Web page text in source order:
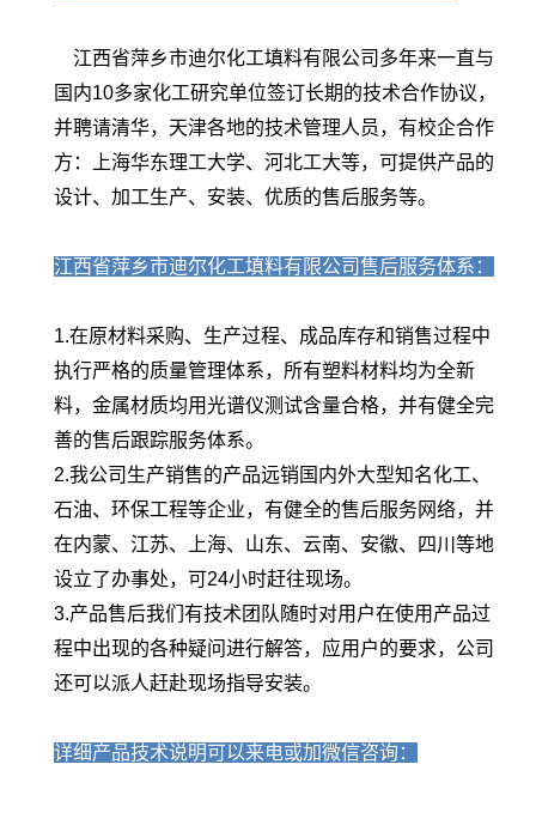
江西省萍乡市迪尔化工填料有限公司多年来一直与
国内10多家化工研究单位签订长期的技术合作协议，
并聘请清华，天津各地的技术管理人员，有校企合作
方：上海华东理工大学、河北工大等，可提供产品的
设计、加工生产、安装、优质的售后服务等。
江西省萍乡市迪尔化工填料有限公司售后服务体系：
1.在原材料采购、生产过程、成品库存和销售过程中
执行严格的质量管理体系，所有塑料材料均为全新
料，金属材质均用光谱仪测试含量合格，并有健全完
善的售后跟踪服务体系。
2.我公司生产销售的产品远销国内外大型知名化工、
石油、环保工程等企业，有健全的售后服务网络，并
在内蒙、江苏、上海、山东、云南、安徽、四川等地
设立了办事处，可24小时赶往现场。
3.产品售后我们有技术团队随时对用户在使用产品过
程中出现的各种疑问进行解答，应用户的要求，公司
还可以派人赶赴现场指导安装。
详细产品技术说明可以来电或加微信咨询：